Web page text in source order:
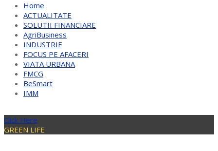
Home
ACTUALITATE
SOLUTII FINANCIARE
AgriBusiness
INDUSTRIE
FOCUS PE AFACERI
VIATA URBANA
FMCG
BeSmart
IMM
Click Here
GREEN LIFE